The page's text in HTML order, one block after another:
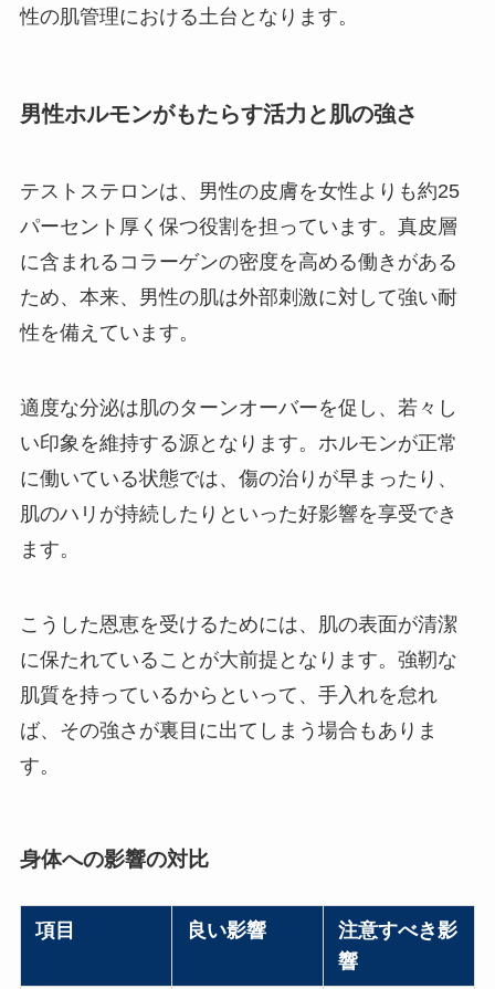
性の肌管理における土台となります。
男性ホルモンがもたらす活力と肌の強さ
テストステロンは、男性の皮膚を女性よりも約25
パーセント厚く保つ役割を担っています。真皮層
に含まれるコラーゲンの密度を高める働きがある
ため、本来、男性の肌は外部刺激に対して強い耐
性を備えています。
適度な分泌は肌のターンオーバーを促し、若々し
い印象を維持する源となります。ホルモンが正常
に働いている状態では、傷の治りが早まったり、
肌のハリが持続したりといった好影響を享受でき
ます。
こうした恩恵を受けるためには、肌の表面が清潔
に保たれていることが大前提となります。強靭な
肌質を持っているからといって、手入れを怠れ
ば、その強さが裏目に出てしまう場合もありま
す。
身体への影響の対比
項目 良い影響
注意すべき影
響